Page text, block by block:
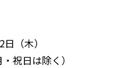
（木）
祝日は除く）